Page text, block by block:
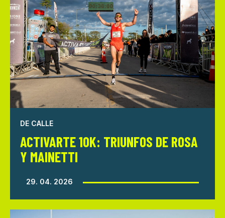
DE CALLE
ACTIVARTE 10K: TRIUNFOS DE ROSA
Y MAINETTI
29. 04. 2026